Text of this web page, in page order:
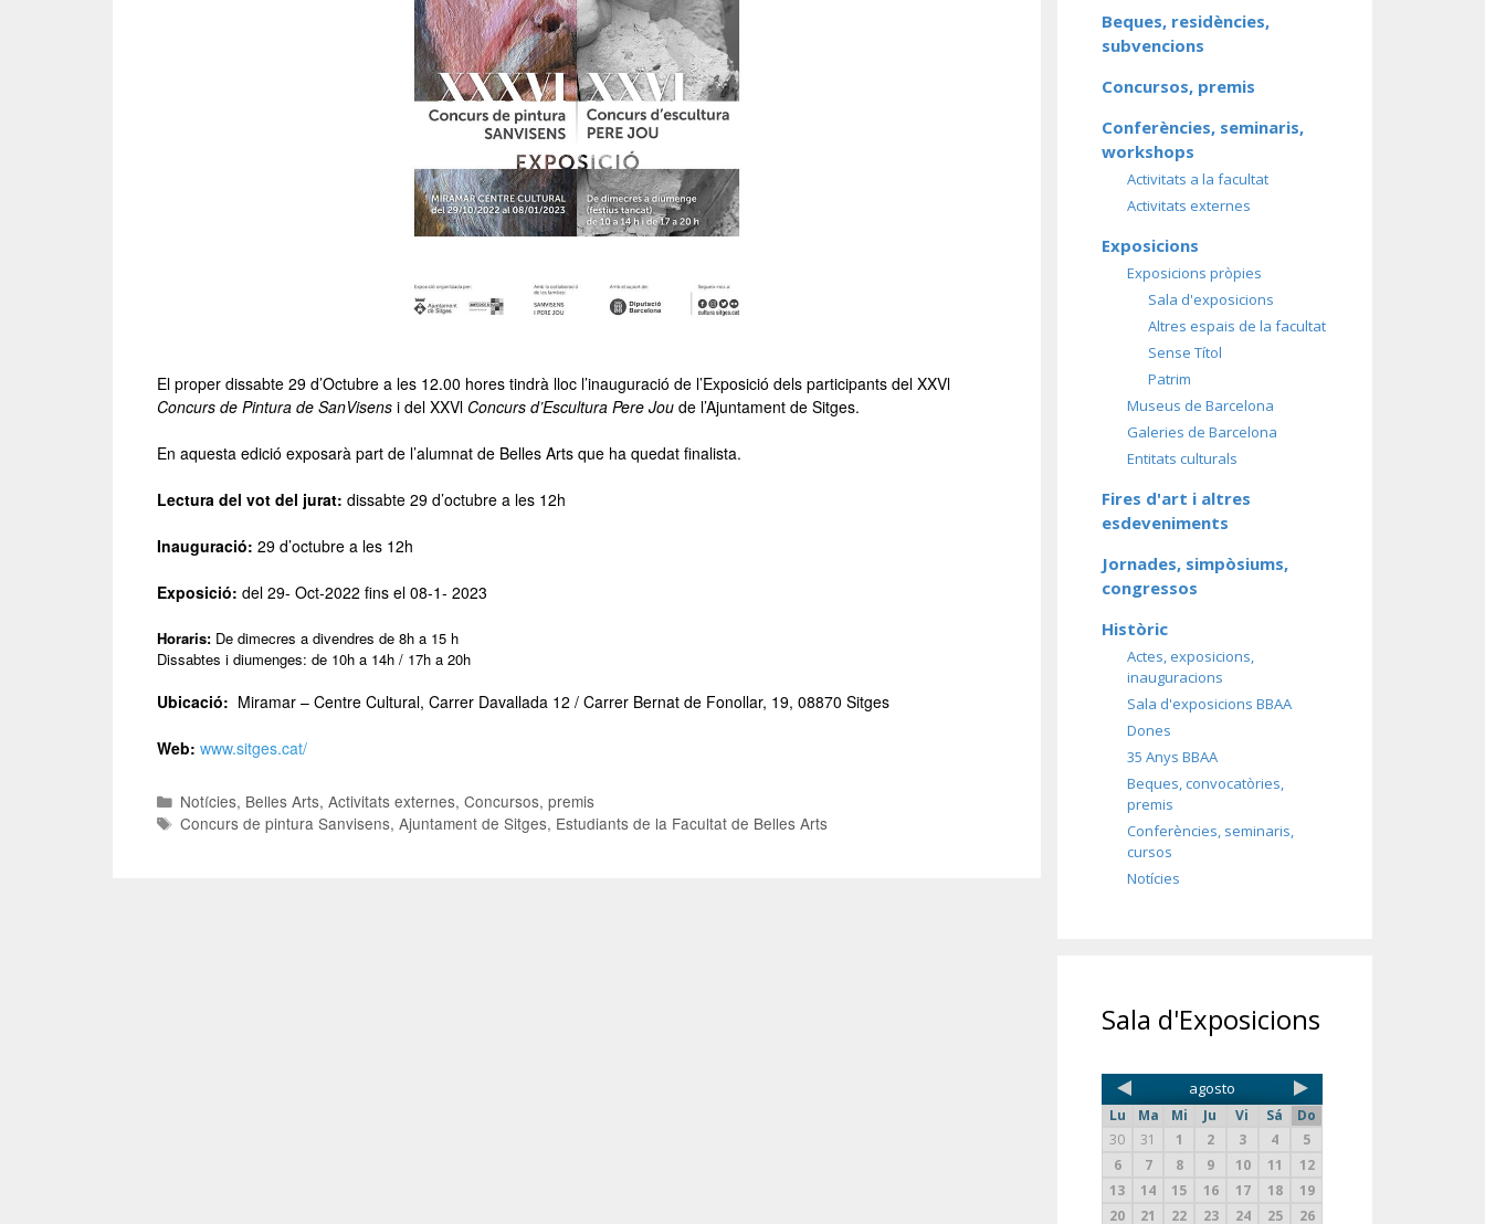
El proper dissabte 29 d’Octubre a les 12.00 hores tindrà lloc l’inauguració de l’Exposició dels participants del XXVl
Concurs de Pintura de SanVisens i del XXVl Concurs d’Escultura Pere Jou de l’Ajuntament de Sitges.
En aquesta edició exposarà part de l’alumnat de Belles Arts que ha quedat finalista.
Lectura del vot del jurat: dissabte 29 d’octubre a les 12h
Inauguració: 29 d’octubre a les 12h
Exposició: del 29- Oct-2022 fins el 08-1- 2023
Horaris: De dimecres a divendres de 8h a 15 h
Dissabtes i diumenges: de 10h a 14h / 17h a 20h
Ubicació: Miramar – Centre Cultural, Carrer Davallada 12 / Carrer Bernat de Fonollar, 19, 08870 Sitges
Web: www.sitges.cat/
Notícies, Belles Arts,Activitats externes,Concursos, premis
Concurs de pintura Sanvisens,Ajuntament de Sitges, Estudiants de la Facultat de Belles Arts
Beques, residències,
subvencions
Concursos, premis
Conferències, seminaris,
workshops
Activitats a la facultat
Activitats externes
Exposicions
Exposicions pròpies
Sala d'exposicions
Altres espais de la facultat
Sense Títol
Patrim
Museus de Barcelona
Galeries de Barcelona
Entitats culturals
Fires d'art i altres
esdeveniments
Jornades, simpòsiums,
congressos
Històric
Actes, exposicions,
inauguracions
Sala d'exposicions BBAA
Dones
35 Anys BBAA
Beques, convocatòries,
premis
Conferències, seminaris,
cursos
Notícies
Sala d'Exposicions
agosto
Lu Ma Mi Ju Vi Sá
Do
30
31 1 2 3 4
5
6
7 8 9 10 11
12
13
14 15 16 17 18
19
20
21 22 23 24 25
26